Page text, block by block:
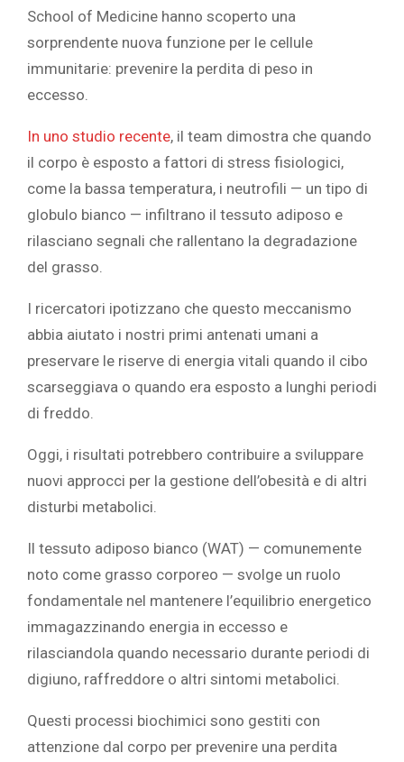
School of Medicine hanno scoperto una
sorprendente nuova funzione per le cellule
immunitarie: prevenire la perdita di peso in
eccesso.
In uno studio recente, il team dimostra che quando
il corpo è esposto a fattori di stress fisiologici,
come la bassa temperatura, i neutrofili — un tipo di
globulo bianco — infiltrano il tessuto adiposo e
rilasciano segnali che rallentano la degradazione
del grasso.
I ricercatori ipotizzano che questo meccanismo
abbia aiutato i nostri primi antenati umani a
preservare le riserve di energia vitali quando il cibo
scarseggiava o quando era esposto a lunghi periodi
di freddo.
Oggi, i risultati potrebbero contribuire a sviluppare
nuovi approcci per la gestione dell’obesità e di altri
disturbi metabolici.
Il tessuto adiposo bianco (WAT) — comunemente
noto come grasso corporeo — svolge un ruolo
fondamentale nel mantenere l’equilibrio energetico
immagazzinando energia in eccesso e
rilasciandola quando necessario durante periodi di
digiuno, raffreddore o altri sintomi metabolici.
Questi processi biochimici sono gestiti con
attenzione dal corpo per prevenire una perdita